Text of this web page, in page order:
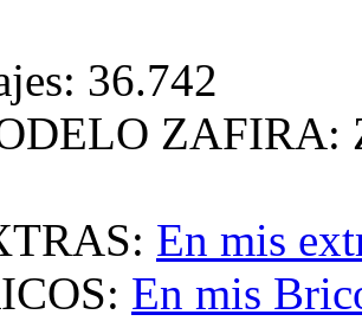
36.742
ZAFIRA:
En mis
En mis